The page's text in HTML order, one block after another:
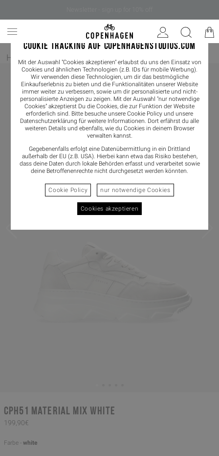
COOKIE TRACKING AUF COPENHAGENSTUDIOS.COM
Mit der Auswahl "Cookies akzeptieren" erlaubst du uns den Einsatz von
Cookies und ähnlichen Technologien (z.B. IDs für mobile Werbung).
Wir verwenden diese Technologien, um dir das bestmögliche
Einkaufserlebnis zu bieten und die Funktionalitäten unserer Website
immer weiter zu verbessern, sowie um dir personalisierte und nicht-
personalisierte Anzeigen zu zeigen. Mit der Auswahl "nur notwendige
Cookies" akzeptierst Du die Cookies, die zur Funktion der Website
erforderlich sind. Bitte besuche unsere Cookie Policy und unsere
Datenschutzerklärung für weitere Informationen. Dort erfährst du alle
weiteren Details und ebenfalls, wie du Cookies in deinem Browser
verwalten kannst.
Gegebenenfalls erfolgt eine Datenübermittlung in ein Drittland
außerhalb der EU (z.B. USA). Hierbei kann etwa das Risiko bestehen,
dass deine Daten durch lokale Behörden erfasst und verarbeitet sowie
deine Betroffenenrechte nicht durchgesetzt werden könnten.
Cookie Policy nur notwendige Cookies
Cookies akzeptieren
Home / Damen/ Sneaker Sneaker Low
CPH51 material mix white
199,90€
Farbe - white